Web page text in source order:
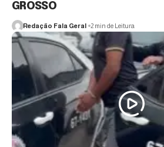
GROSSO
Redação Fala Geral 2 min de Leitura